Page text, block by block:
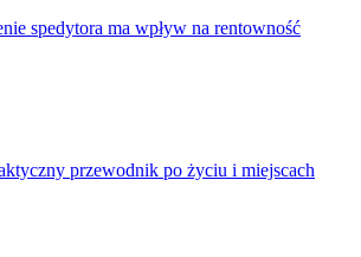
spedytora ma wpływ na rentowność
przewodnik po życiu i miejscach